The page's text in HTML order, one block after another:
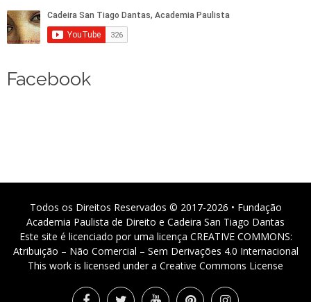
Facebook
Todos os Direitos Reservados © 2017-2026 • Fundação
Academia Paulista de Direito e Cadeira San Tiago Dantas
Este site é licenciado por uma licença CREATIVE COMMONS:
Atribuição – Não Comercial – Sem Derivações 4.0 Internacional
This work is licensed under a Creative Commons License